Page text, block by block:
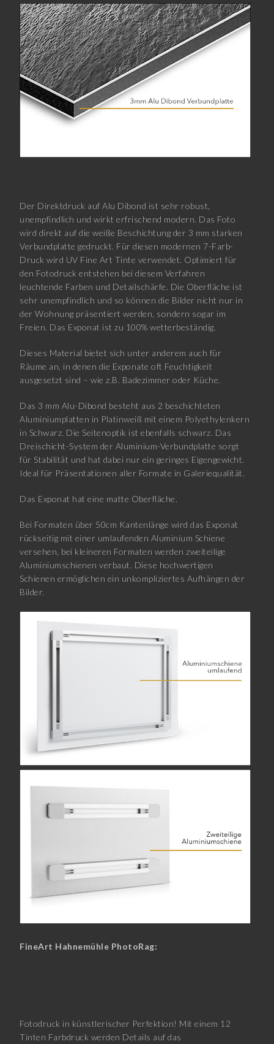
Der Direktdruck auf Alu Dibond ist sehr robust,
unempfindlich und wirkt erfrischend modern. Das Foto
wird direkt auf die weiße Beschichtung der 3 mm starken
Verbundplatte gedruckt. Für diesen modernen 7-Farb-
Druck wird UV Fine Art Tinte verwendet. Optimiert für
den Fotodruck entstehen bei diesem Verfahren
leuchtende Farben und Detailschärfe. Die Oberfläche ist
sehr unempfindlich und so können die Bilder nicht nur in
der Wohnung präsentiert werden, sondern sogar im
Freien. Das Exponat ist zu 100% wetterbeständig.
Dieses Material bietet sich unter anderem auch für
Räume an, in denen die Exponate oft Feuchtigkeit
ausgesetzt sind – wie z.B. Badezimmer oder Küche.
Das 3 mm Alu-Dibond besteht aus 2 beschichteten
Aluminiumplatten in Platinweiß mit einem Polyethylenkern
in Schwarz. Die Seitenoptik ist ebenfalls schwarz. Das
Dreischicht-System der Aluminium-Verbundplatte sorgt
für Stabilität und hat dabei nur ein geringes Eigengewicht.
Ideal für Präsentationen aller Formate in Galeriequalität.
Das Exponat hat eine matte Oberfläche.
Bei Formaten über 50cm Kantenlänge wird das Exponat
rückseitig mit einer umlaufenden Aluminium Schiene
versehen, bei kleineren Formaten werden zweiteilige
Aluminiumschienen verbaut. Diese hochwertigen
Schienen ermöglichen ein unkompliziertes Aufhängen der
Bilder.
FineArt Hahnemühle PhotoRag:
Fotodruck in künstlerischer Perfektion! Mit einem 12
Tinten Farbdruck werden Details auf das